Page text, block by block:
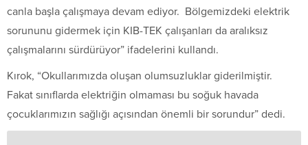
canla başla çalışmaya devam ediyor. Bölgemizdeki elektrik
sorununu gidermek için KIB-TEK çalışanları da aralıksız
çalışmalarını sürdürüyor” ifadelerini kullandı.
Kırok, “Okullarımızda oluşan olumsuzluklar giderilmiştir.
Fakat sınıflarda elektriğin olmaması bu soğuk havada
çocuklarımızın sağlığı açısından önemli bir sorundur” dedi.